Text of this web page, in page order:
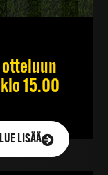
otteluun
15.00
LUE LISÄÄ